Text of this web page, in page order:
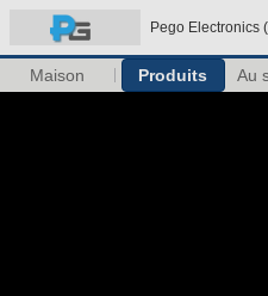
Pego Electronics
Maison Produits Au